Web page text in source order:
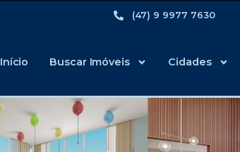
(47) 9 9977 7630
Início Buscar Imóveis Cidades